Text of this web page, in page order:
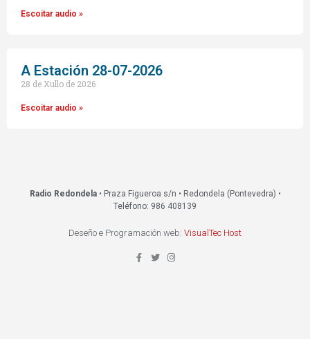
Escoitar audio »
A Estación 28-07-2026
28 de Xullo de 2026
Escoitar audio »
Radio Redondela• Praza Figueroa s/n • Redondela (Pontevedra) •
Teléfono: 986 408139
Deseño e Programación web: VisualTec Host